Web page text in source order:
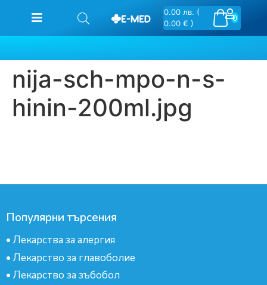
0
0.00 лв. (
0.00 € )
nija-sch-mpo-n-s-
hinin-200ml.jpg
Популярни търсения
• Лекарства за алергия
• Лекарство за главоболие
• Лекарство за зъбобол